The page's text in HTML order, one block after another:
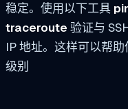
稳定。使用以下工具
traceroute 验证与
IP 地址。这样可以帮
级别